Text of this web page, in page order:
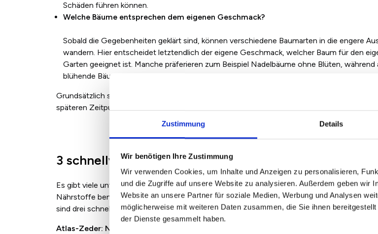
Zustimmung Details
Wir benötigen Ihre Zustimmung
Wir verwenden Cookies, um Inhalte und Anzeigen zu personalisieren,
und die Zugriffe auf unsere Website zu analysieren. Außerdem geben wir
Website an unsere Partner für soziale Medien, Werbung und Analysen
möglicherweise mit weiteren Daten zusammen, die Sie ihnen
der Dienste gesammelt haben.
Schäden führen können.
Welche Bäume entsprechen dem eigenen Geschmack?
Sobald die Gegebenheiten geklärt sind, können verschiedene Baumarten in die engere
wandern. Hier entscheidet letztendlich der eigene Geschmack, welcher Baum für den
Garten geeignet ist. Manche präferieren zum Beispiel Nadelbäume ohne Blüten, während
blühende Bäume bevorzugen.
Grundsätzlich sollte der Kauf eines Baumes gut durchdacht sein, damit die Entscheidung zu
späteren Zeitpunkt nicht bereut wird.
3 schnellwachsende Nadelbäume
Es gibt viele unterschiedliche schnellwachsende Bäume. Hier ist zu beachten, dass diese
Nährstoffe benötigen und aus diesem Grund regelmäßig zu gießen und zu düngen sind. Im
sind drei schnellwachsende Nadelbäume aufgelistet.
Atlas-Zeder: Nadelbaum mit blaugrünen Nadeln